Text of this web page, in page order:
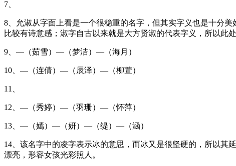
7、
8、允淑从字面上看是一个很稳重的名字，但其实字义也是十分
比较有诗意感；淑字自古以来就是大方贤淑的代表字义，所以此
9、—（茹雪）—（梦洁）—（海月）
10、—（连倩）—（辰泽）—（柳萱）
11、
12、—（秀婷）—（羽珊）—（怀萍）
13、—（嫣）—（妍）—（缇）—（涵）
14、该名字中的凌字表示冰的意思，而冰又是很坚硬的，所以其
漂亮，形容女孩光彩照人。